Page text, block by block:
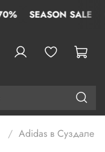
SEASON SALE
Adidas в Суздале